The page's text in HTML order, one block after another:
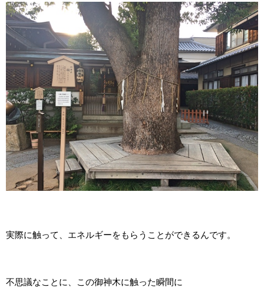
実際に触って、エネルギーをもらうことができるんです。
不思議なことに、この御神木に触った瞬間に